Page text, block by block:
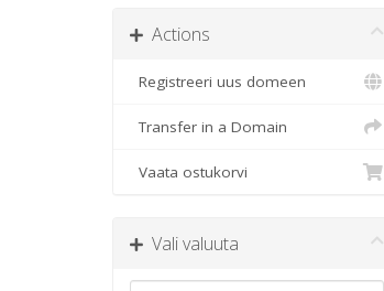
Actions
Registreeri uus domeen
Transfer in a Domain
Vaata ostukorvi
Vali valuuta